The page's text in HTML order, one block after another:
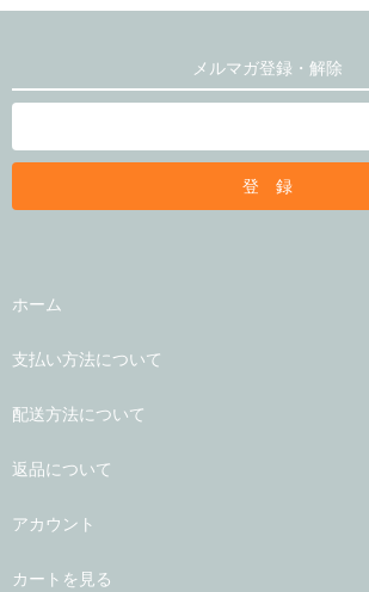
メルマガ登録・解除
ホーム
支払い方法について
配送方法について
返品について
アカウント
カートを見る